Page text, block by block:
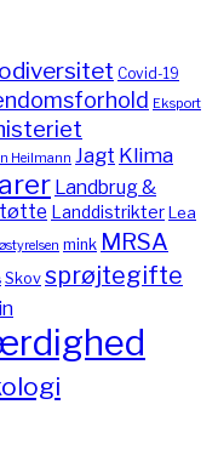
Covid-19
Eksport
Heilmann Jagt Klima
Landbrug &
LanddistrikterLea
mink MRSA
Skov sprøjtegifte